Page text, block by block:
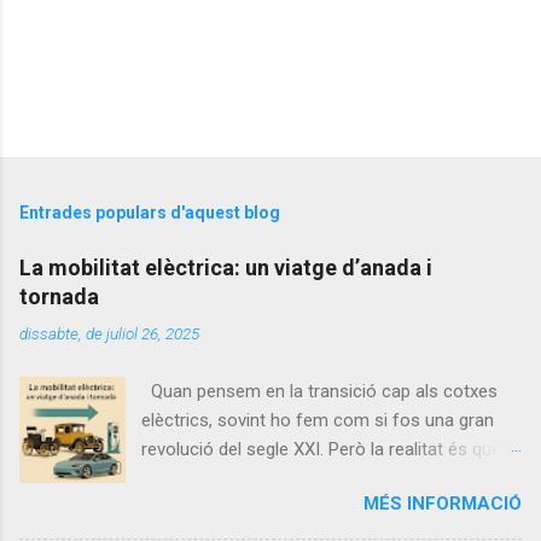
Entrades populars d'aquest blog
La mobilitat elèctrica: un viatge d’anada i
tornada
dissabte, de juliol 26, 2025
Quan pensem en la transició cap als cotxes
elèctrics, sovint ho fem com si fos una gran
revolució del segle XXI. Però la realitat és que la
fa més de cent anys, els primers cotxes que
MÉS INFORMACIÓ